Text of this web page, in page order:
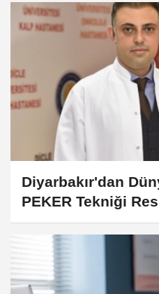
Türkiye’nin gururu oldu.
Diyarbakır'dan
PEKER Tekniği